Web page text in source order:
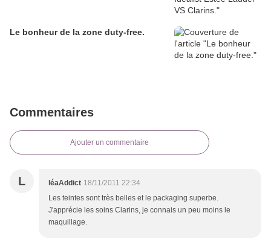
Le bonheur de la zone duty-free.
Commentaires
Ajouter un commentaire
L léaAddict 18/11/2011 22:34
Les teintes sont très belles et le packaging superbe.
J'apprécie les soins Clarins, je connais un peu moins le
maquillage.